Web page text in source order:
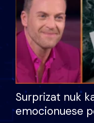
Surprizat nuk
emocionuese